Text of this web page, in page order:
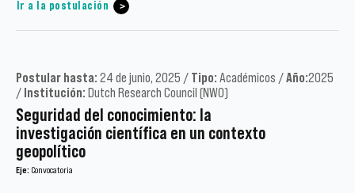
Ir a la postulación
Postular hasta: 24 de junio, 2025 / Tipo: Académicos /Año:2025
/ Institución: Dutch Research Council (NWO)
Seguridad del conocimiento: la
investigación científica en un contexto
geopolítico
Eje: Convocatoria